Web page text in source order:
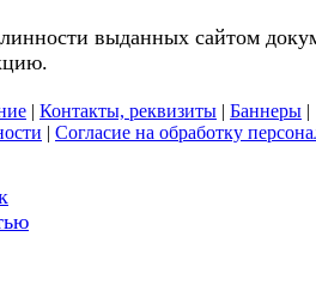
выданных сайтом
| Контакты, реквизиты | Баннеры |
| Согласие на обработку